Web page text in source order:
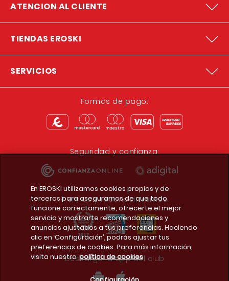
ATENCION AL CLIENTE
TIENDAS EROSKI
SERVICIOS
Formas de pago:
Seguridad y confianza:
Premios y reconocimientos:
Descarga la app del club
En EROSKI utilizamos cookies propias y de
terceros para asegurarnos de que todo
funcione correctamente, ofrecerte el mejor
servicio y mostrarte recomendaciones y
anuncios ajustados a tus preferencias. Haciendo
clic en ‘Configuración’, podrás ajustar tus
preferencias de cookies. Para más información,
visita nuestra política de cookies